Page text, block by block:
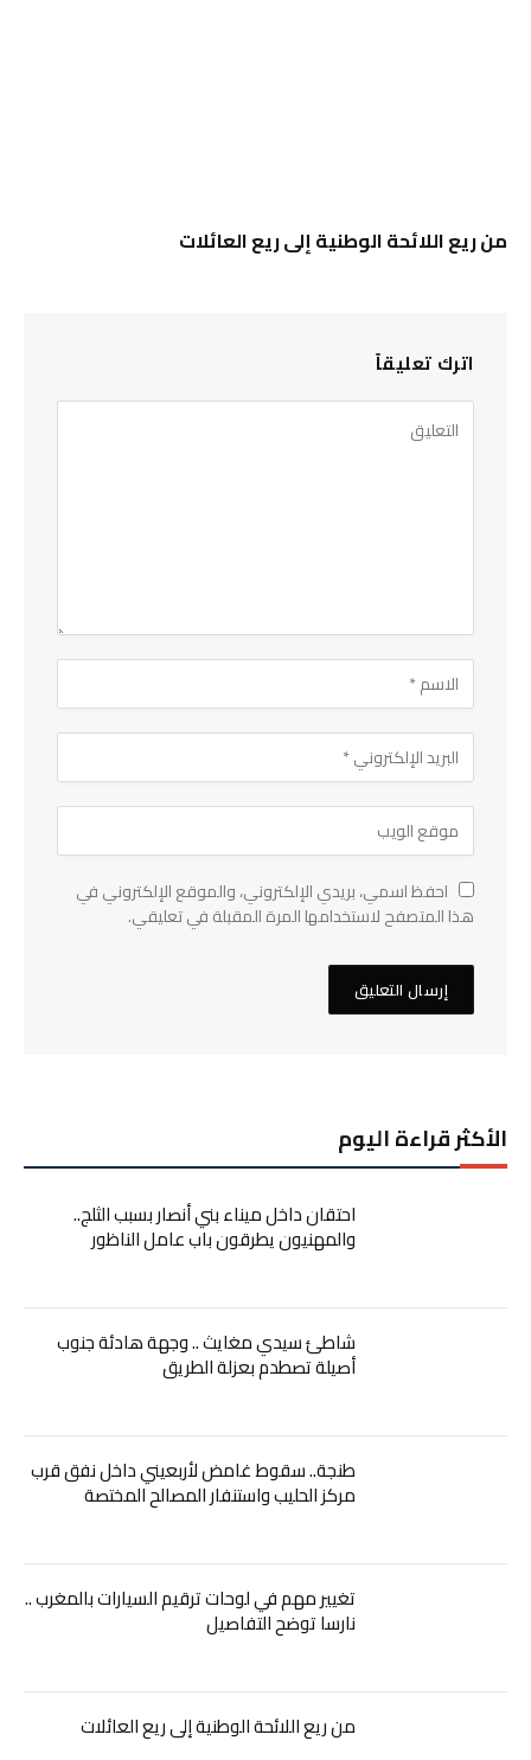
من ريع اللائحة الوطنية إلى ريع العائلات
اترك تعليقاً
احفظ اسمي، بريدي الإلكتروني، والموقع الإلكتروني في
هذا المتصفح لاستخدامها المرة المقبلة في تعليقي.
الأكثر قراءة اليوم
احتقان داخل ميناء بني أنصار بسبب الثلج..
والمهنيون يطرقون باب عامل الناظور
شاطئ سيدي مغايث .. وجهة هادئة جنوب
أصيلة تصطدم بعزلة الطريق
طنجة.. سقوط غامض لأربعيني داخل نفق قرب
مركز الحليب واستنفار المصالح المختصة
تغيير مهم في لوحات ترقيم السيارات بالمغرب ..
نارسا توضح التفاصيل
من ريع اللائحة الوطنية إلى ريع العائلات